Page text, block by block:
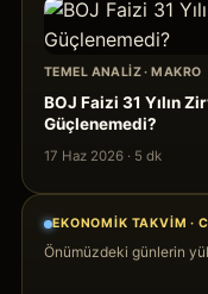
TEMEL ANALIZ·MAKRO
BOJ Faizi 31 Yılın
Güçlenemedi?
17 Haz 2026 · 5 dk
EKONOMIK TAKVIM ·
Önümüzdeki günlerin